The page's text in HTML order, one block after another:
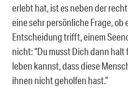
erlebt hat, ist es neben der
eine sehr persönliche Frage, ob
Entscheidung trifft, einem
nicht: “Du musst Dich dann halt
leben kannst, dass diese
ihnen nicht geholfen hast.”